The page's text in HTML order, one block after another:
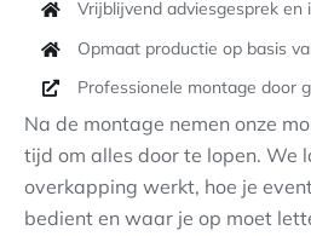
Vrijblijvend adviesgesprek en
Opmaat productie op basis
Professionele montage door
Na de montage nemen onze
tijd om alles door te lopen. We
overkapping werkt, hoe je
bedient en waar je op moet